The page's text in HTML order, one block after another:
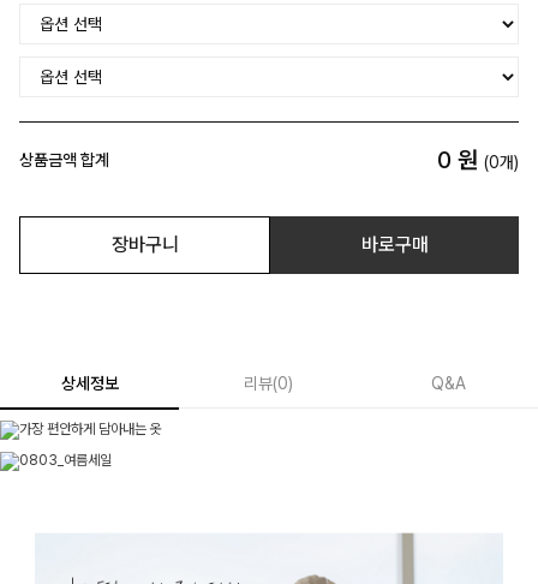
상품금액 합계 0 원 (0개)
장바구니 바로구매
상세정보 리뷰(0) Q&A